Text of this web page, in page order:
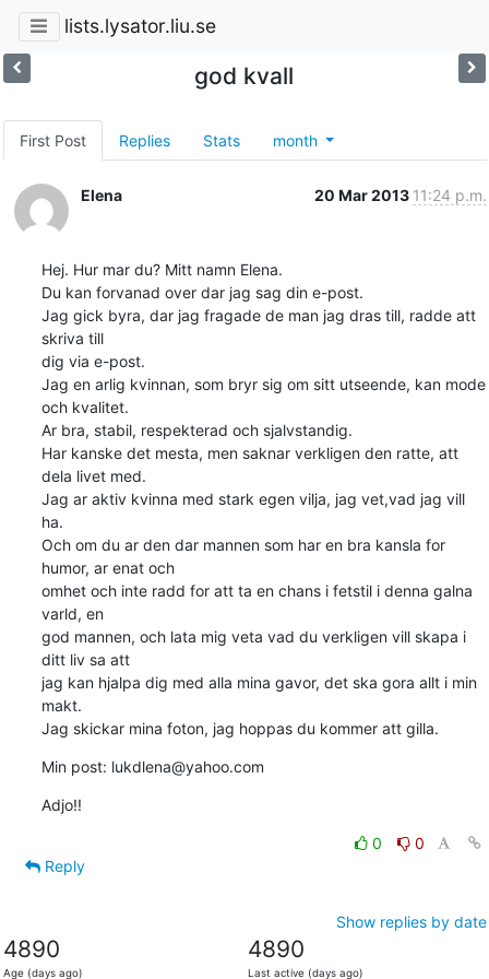
lists.lysator.liu.se
god kvall
First Post Replies Stats month
Elena 20 Mar 2013 11:24 p.m.
Hej. Hur mar du? Mitt namn Elena.
Du kan forvanad over dar jag sag din e-post.
Jag gick byra, dar jag fragade de man jag dras till, radde att
skriva till
dig via e-post.
Jag en arlig kvinnan, som bryr sig om sitt utseende, kan mode
och kvalitet.
Ar bra, stabil, respekterad och sjalvstandig.
Har kanske det mesta, men saknar verkligen den ratte, att
dela livet med.
Jag ar aktiv kvinna med stark egen vilja, jag vet,vad jag vill
ha.
Och om du ar den dar mannen som har en bra kansla for
humor, ar enat och
omhet och inte radd for att ta en chans i fetstil i denna galna
varld, en
god mannen, och lata mig veta vad du verkligen vill skapa i
ditt liv sa att
jag kan hjalpa dig med alla mina gavor, det ska gora allt i min
makt.
Jag skickar mina foton, jag hoppas du kommer att gilla.
Min post: lukdlena@yahoo.com
Adjo!!
0
0
Reply
Show replies by date
4890
Age (days ago)
4890
Last active (days ago)